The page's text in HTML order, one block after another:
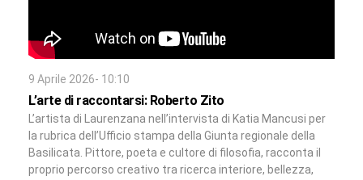
9 Aprile 2026- 10:10
L’arte di raccontarsi: Roberto Zito
L’artista di Laurenzana nell’intervista di Katia Mancusi per
la rubrica dell’Ufficio stampa della Giunta regionale della
Basilicata. Pittore, poeta e cultore di filosofia, racconta il
proprio percorso creativo tra ricerca interiore, bellezza,